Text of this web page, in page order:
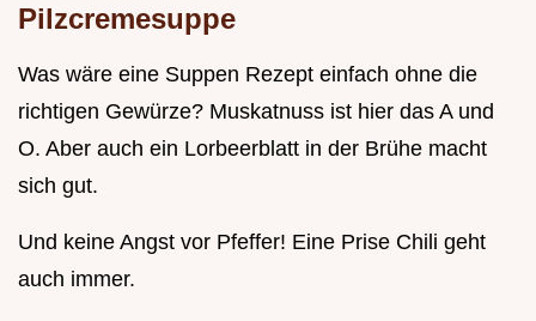
Pilzcremesuppe
Was wäre eine Suppen Rezept einfach ohne die
richtigen Gewürze? Muskatnuss ist hier das A und
O. Aber auch ein Lorbeerblatt in der Brühe macht
sich gut.
Und keine Angst vor Pfeffer! Eine Prise Chili geht
auch immer.